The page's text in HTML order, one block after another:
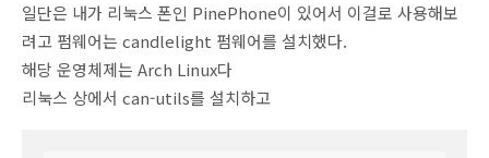
일단은 내가 리눅스 폰인 PinePhone이 있어서 이걸로 사용해보
려고 펌웨어는 candlelight 펌웨어를 설치했다.
해당 운영체제는 Arch Linux다
리눅스 상에서 can-utils를 설치하고